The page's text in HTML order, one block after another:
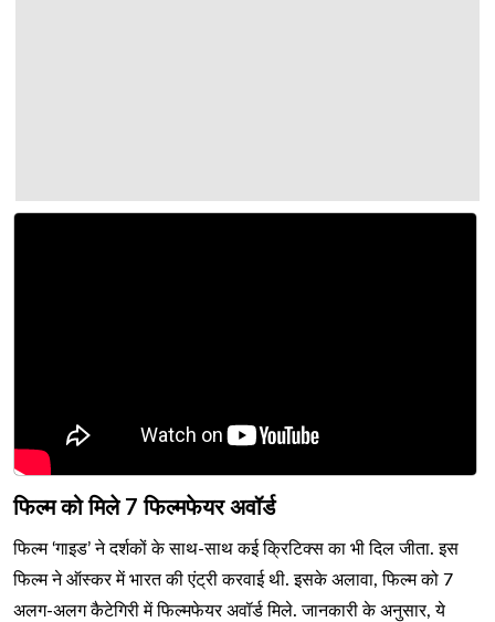
फिल्म को मिले 7 फिल्मफेयर अवॉर्ड
फिल्म ‘गाइड’ ने दर्शकों के साथ-साथ कई क्रिटिक्स का भी दिल जीता. इस
फिल्म ने ऑस्कर में भारत की एंट्री करवाई थी. इसके अलावा, फिल्म को 7
अलग-अलग कैटेगिरी में फिल्मफेयर अवॉर्ड मिले. जानकारी के अनुसार, ये